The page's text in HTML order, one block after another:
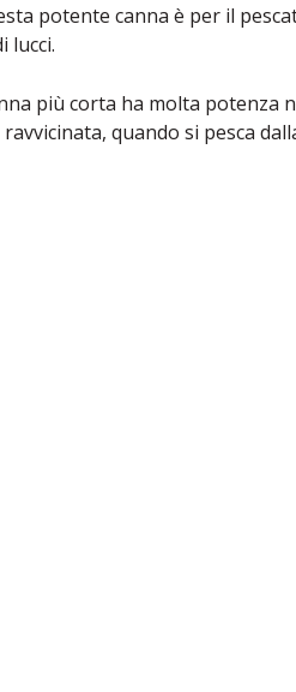
potente canna è per il
lucci.
più corta ha molta potenza
quando si pesca